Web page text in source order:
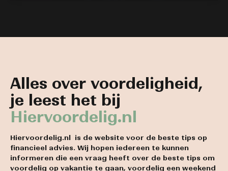
Alles over voordeligheid,
je leest het bij
Hiervoordelig.nl
Hiervoordelig.nl is de website voor de beste tips op
financieel advies. Wij hopen iedereen te kunnen
informeren die een vraag heeft over de beste tips om
voordelig op vakantie te gaan, voordelig een weekend